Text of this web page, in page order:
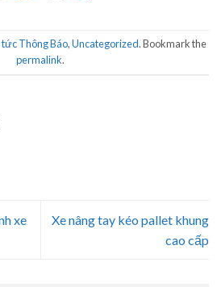
tức Thông Báo,Uncategorized. Bookmark the
permalink.
xe
Xe nâng tay kéo pallet khung
cao cấp